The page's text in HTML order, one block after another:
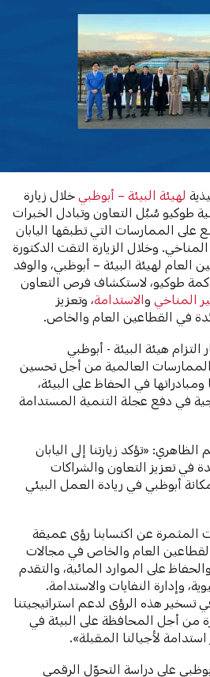
لهيئة البيئة – أبوظبي خلال زيارة
طوكيو سُبُل التعاون وتبادل الخبرات
على الممارسات التي تطبقها اليابان
وخلال الزيارة التقت الدكتورة
العام لهيئة البيئة – أبوظبي، والوفد
طوكيو، لاستكشاف فرص التعاون
المناخي والاستدامة، وتعزيز
في القطاعين العام والخاص.
هيئة البيئة - أبوظبي
العالمية من أجل تحسين
في الحفاظ على البيئة،
في دفع عجلة التنمية المستدامة
«تؤكد زيارتنا إلى اليابان
في تعزيز التعاون والشراكات
أبوظبي في ريادة العمل البيئي
المثمرة عن اكتسابنا رؤى عميقة
القطاعين العام والخاص في مجالات
على الموارد المائية، والتقدم
وإدارة النفايات والاستدامة.
هذه الرؤى لدعم استراتيجيتنا
من أجل المحافظة على البيئة في
لأجيالنا المقبلة».
على دراسة التحوّل الرقمي